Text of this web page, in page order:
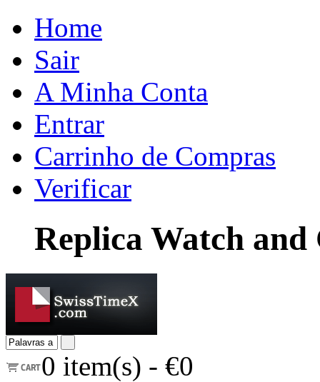
Home
Sair
A Minha Conta
Entrar
Carrinho de Compras
Verificar
Replica Watch and
0 item(s) - €0